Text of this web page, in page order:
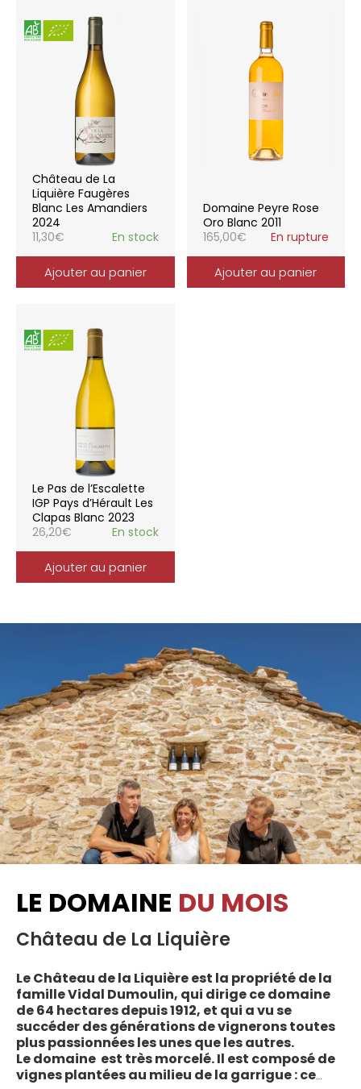
Château de La
Liquière Faugères
Blanc Les Amandiers
2024
11,30€ En stock
Ajouter au panier
Domaine Peyre Rose
Oro Blanc 2011
165,00€ En rupture
Ajouter au panier
Le Pas de l’Escalette
IGP Pays d’Hérault Les
Clapas Blanc 2023
26,20€ En stock
Ajouter au panier
LE DOMAINE DU MOIS
Château de La Liquière
Le Château de la Liquière est la propriété de la
famille Vidal Dumoulin, qui dirige ce domaine
de 64 hectares depuis 1912, et qui a vu se
succéder des générations de vignerons toutes
plus passionnées les unes que les autres.
Le domaine est très morcelé. Il est composé de
vignes plantées au milieu de la garrigue : ce